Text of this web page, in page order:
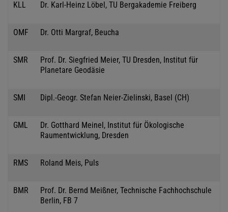
KLL Dr. Karl-Heinz Löbel, TU Bergakademie Freiberg
OMF Dr. Otti Margraf, Beucha
SMR
Prof. Dr. Siegfried Meier, TU Dresden, Institut für
Planetare Geodäsie
SMI Dipl.-Geogr. Stefan Neier-Zielinski, Basel (CH)
GML
Dr. Gotthard Meinel, Institut für Ökologische
Raumentwicklung, Dresden
RMS Roland Meis, Puls
BMR
Prof. Dr. Bernd Meißner, Technische Fachhochschule
Berlin, FB 7